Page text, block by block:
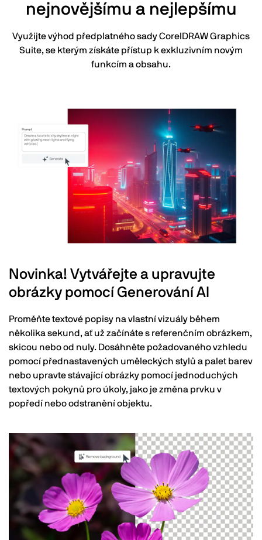
nejnovějšímu a nejlepšímu
Využijte výhod předplatného sady CorelDRAW Graphics
Suite, se kterým získáte přístup k exkluzivním novým
funkcím a obsahu.
Novinka! Vytvářejte a upravujte
obrázky pomocí Generování AI
Proměňte textové popisy na vlastní vizuály během
několika sekund, ať už začínáte s referenčním obrázkem,
skicou nebo od nuly. Dosáhněte požadovaného vzhledu
pomocí přednastavených uměleckých stylů a palet barev
nebo upravte stávající obrázky pomocí jednoduchých
textových pokynů pro úkoly, jako je změna prvku v
popředí nebo odstranění objektu.